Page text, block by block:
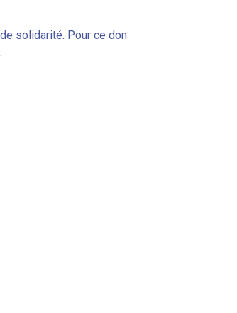
solidarité. Pour ce don